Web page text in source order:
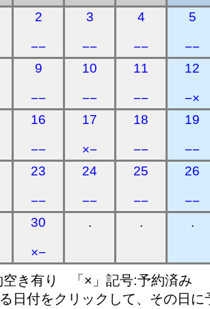
2
−−
3
−−
4
−−
5
−−
9
−−
10
−−
11
−−
12
−×
16
−−
17
×−
18
−−
19
−−
23
−−
24
−−
25
−−
26
−−
30
×−
. . .
空き有り 「×」記号:予約済み
日付をクリックして、その日に